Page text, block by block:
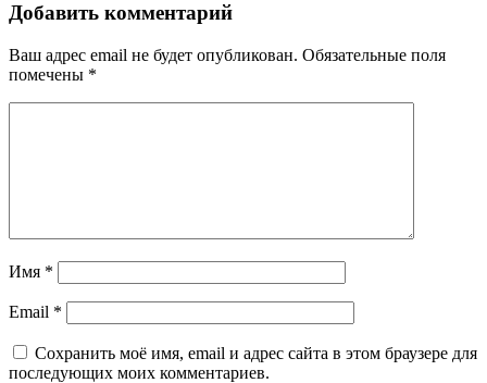
Добавить комментарий
Ваш адрес email не будет опубликован. Обязательные поля
помечены *
Имя *
Email *
Сохранить моё имя, email и адрес сайта в этом браузере для
последующих моих комментариев.